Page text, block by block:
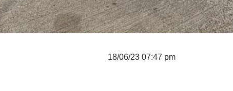
18/06/23 07:47 pm